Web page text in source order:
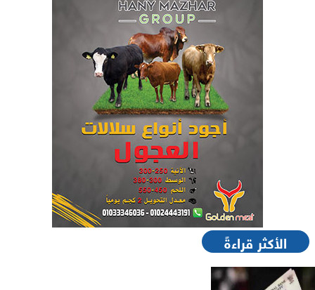
الأكثر قراءةً